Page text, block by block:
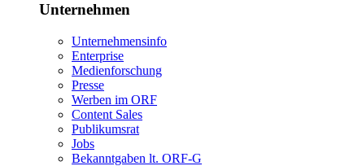
Unternehmen
Unternehmensinfo
Enterprise
Medienforschung
Presse
WerbenimORF
ContentSales
Publikumsrat
Jobs
Bekanntgabenlt.ORF-G